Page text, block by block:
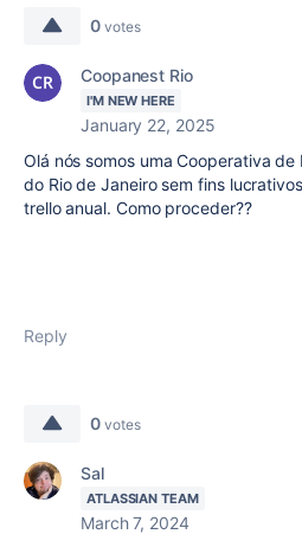
0 votes
Coopanest Rio
I'M NEW HERE
January 22, 2025
Olá nós somos uma Cooperativa
do Rio de Janeiro sem fins
trello anual. Como proceder??
Reply
0 votes
Sal
ATLASSIAN TEAM
March 7, 2024